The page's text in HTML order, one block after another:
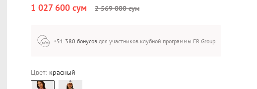
1 027 600 сум 2 569 000 сум
+51 380 бонусов для участников клубной программы FR Group
Цвет: красный